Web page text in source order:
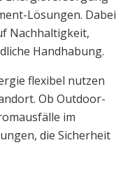
Lösungen. Dabei
Nachhaltigkeit,
Handhabung.
flexibel nutzen
Ob Outdoor-
im
die Sicherheit